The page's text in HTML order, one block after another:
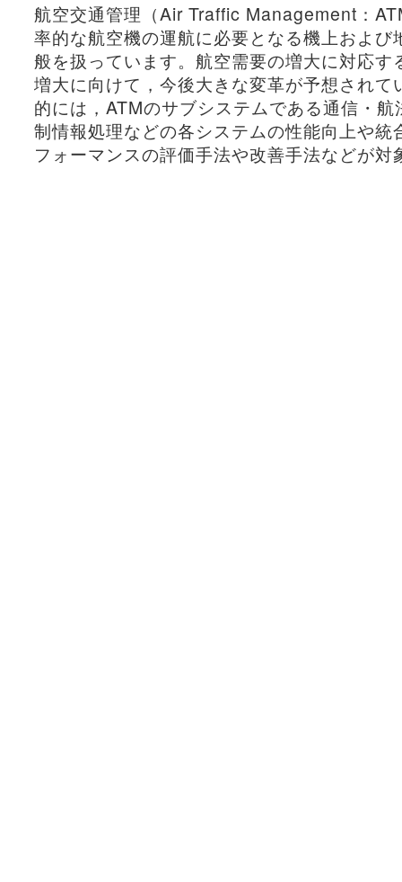
航空交通管理（Air Traffic Management：
率的な航空機の運航に必要となる機上および
般を扱っています。航空需要の増大に対応す
増大に向けて，今後大きな変革が予想されて
的には，ATMのサブシステムである通信・
制情報処理などの各システムの性能向上や統
フォーマンスの評価手法や改善手法などが対